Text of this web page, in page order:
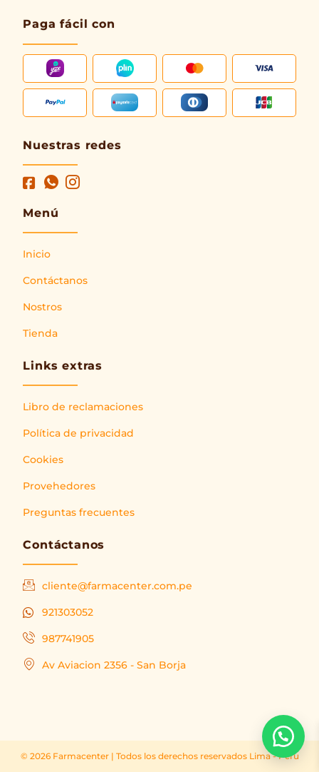
Paga fácil con
Nuestras redes
Menú
Inicio
Contáctanos
Nostros
Tienda
Links extras
Libro de reclamaciones
Política de privacidad
Cookies
Provehedores
Preguntas frecuentes
Contáctanos
cliente@farmacenter.com.pe
921303052
987741905
Av Aviacion 2356 - San Borja
© 2026 Farmacenter | Todos los derechos reservados Lima - Peru